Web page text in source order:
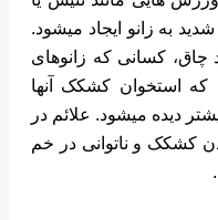
به زانو ایجاد میشود.
چاق، کسانی که زانوهای
که استخوان کشکک آنها
دیده میشود. علائم در
کشکک و ناتوانی در خم